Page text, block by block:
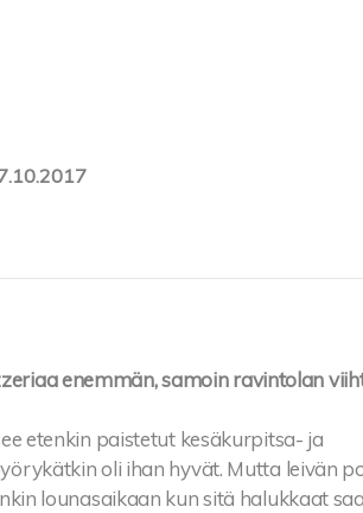
enemmän, samoin ravintolan
etenkin paistetut kesäkurpitsa- ja
oli ihan hyvät. Mutta leivän
lounasaikaan kun sitä halukkaat